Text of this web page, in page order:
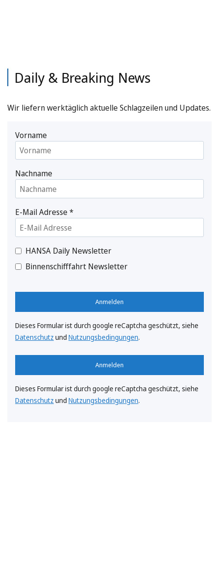
Daily & Breaking News
Wir liefern werktäglich aktuelle Schlagzeilen und Updates.
Vorname
Nachname
E-Mail Adresse*
HANSA Daily Newsletter
Binnenschifffahrt Newsletter
Anmelden
Dieses Formular ist durch google reCaptcha geschützt, siehe
Datenschutz und Nutzungsbedingungen.
Anmelden
Dieses Formular ist durch google reCaptcha geschützt, siehe
Datenschutz und Nutzungsbedingungen.